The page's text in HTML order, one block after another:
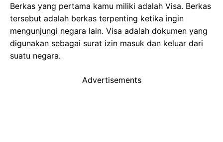
Berkas yang pertama kamu miliki adalah Visa. Berkas
tersebut adalah berkas terpenting ketika ingin
mengunjungi negara lain. Visa adalah dokumen yang
digunakan sebagai surat izin masuk dan keluar dari
suatu negara.
Advertisements